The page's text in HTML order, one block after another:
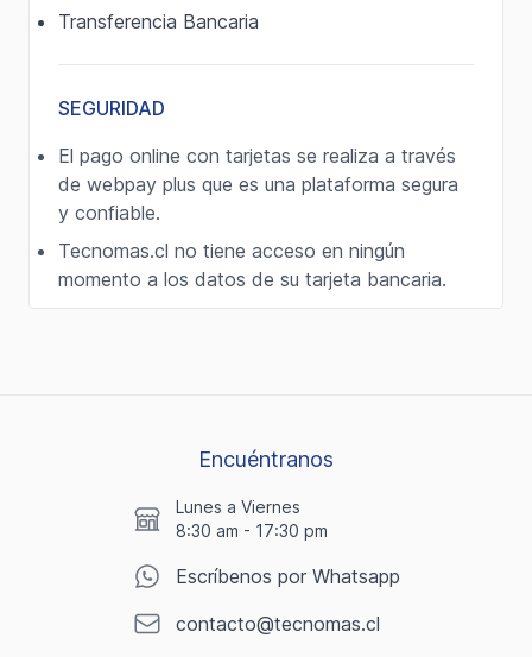
Transferencia Bancaria
SEGURIDAD
El pago online con tarjetas se realiza a través
de webpay plus que es una plataforma segura
y confiable.
Tecnomas.cl no tiene acceso en ningún
momento a los datos de su tarjeta bancaria.
Encuéntranos
Lunes a Viernes
8:30 am - 17:30 pm
Escríbenos por Whatsapp
contacto@tecnomas.cl